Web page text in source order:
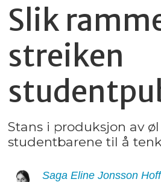
Slik
streiken
Stans i produksjon av
studentbarene til å
Saga Eline Jonsson Hoff